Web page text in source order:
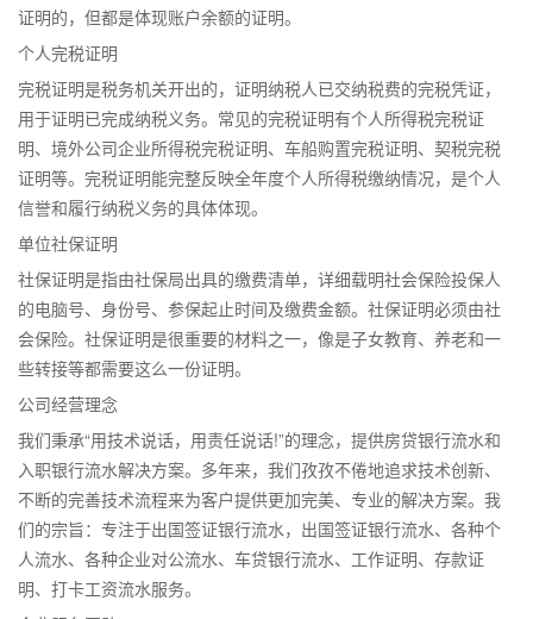
证明的，但都是体现账户余额的证明。
个人完税证明
完税证明是税务机关开出的，证明纳税人已交纳税费的完税凭证，
用于证明已完成纳税义务。常见的完税证明有个人所得税完税证
明、境外公司企业所得税完税证明、车船购置完税证明、契税完税
证明等。完税证明能完整反映全年度个人所得税缴纳情况，是个人
信誉和履行纳税义务的具体体现。
单位社保证明
社保证明是指由社保局出具的缴费清单，详细载明社会保险投保人
的电脑号、身份号、参保起止时间及缴费金额。社保证明必须由社
会保险。社保证明是很重要的材料之一，像是子女教育、养老和一
些转接等都需要这么一份证明。
公司经营理念
我们秉承“用技术说话，用责任说话!”的理念，提供房贷银行流水和
入职银行流水解决方案。多年来，我们孜孜不倦地追求技术创新、
不断的完善技术流程来为客户提供更加完美、专业的解决方案。我
们的宗旨：专注于出国签证银行流水，出国签证银行流水、各种个
人流水、各种企业对公流水、车贷银行流水、工作证明、存款证
明、打卡工资流水服务。